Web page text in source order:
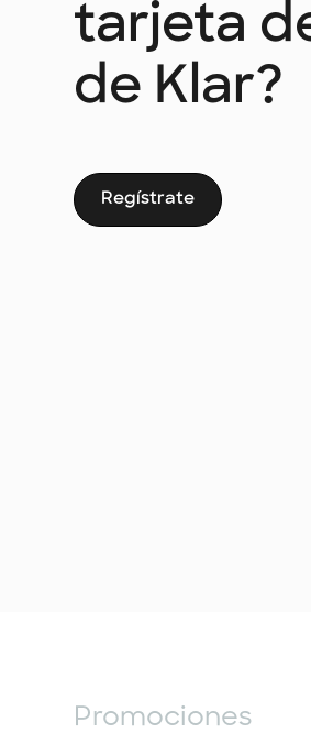
tarjeta
de Klar?
Regístrate
Promociones